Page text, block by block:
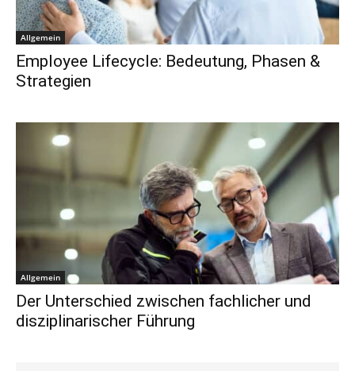
Allgemein
Employee Lifecycle: Bedeutung, Phasen &
Strategien
Allgemein
Der Unterschied zwischen fachlicher und
disziplinarischer Führung